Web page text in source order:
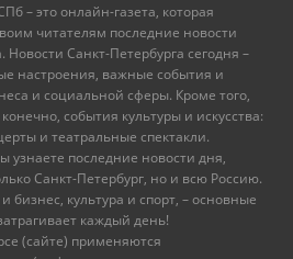
– это онлайн-газета, которая
читателям последние новости
Новости Санкт-Петербурга сегодня –
настроения, важные события и
и социальной сферы. Кроме того,
события культуры и искусства:
и театральные спектакли.
узнаете последние новости дня,
Санкт-Петербург, но и всю Россию.
бизнес, культура и спорт, – основные
каждый день!
(сайте) применяются